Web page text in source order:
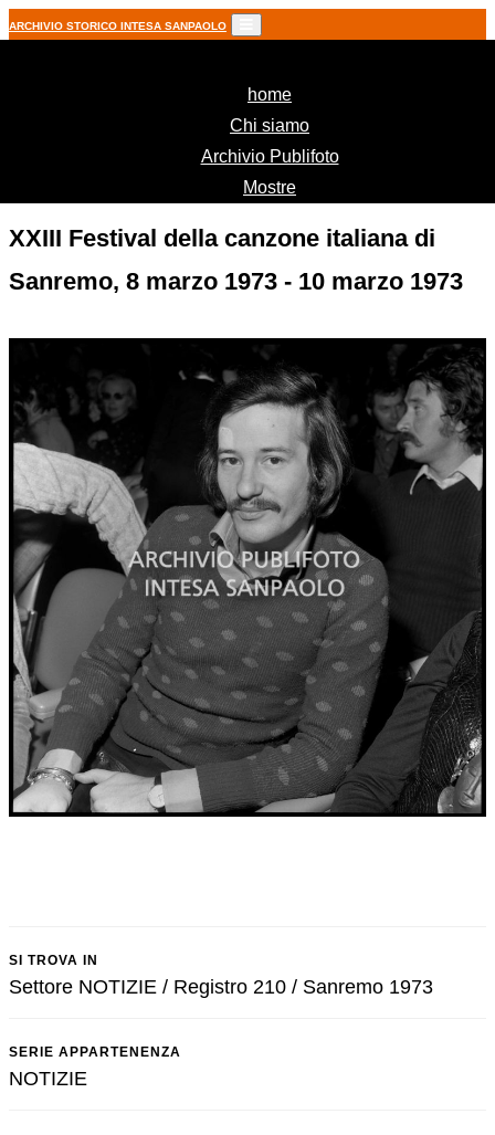
ARCHIVIO STORICO INTESA SANPAOLO
home(current)
Chi siamo
Archivio Publifoto
Mostre
XXIII Festival della canzone italiana di
Sanremo, 8 marzo 1973 - 10 marzo 1973
SI TROVA IN
Settore NOTIZIE / Registro 210 / Sanremo 1973
SERIE APPARTENENZA
NOTIZIE